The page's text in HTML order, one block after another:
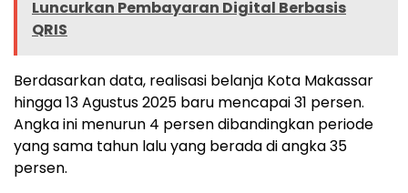
Luncurkan Pembayaran Digital Berbasis
QRIS
Berdasarkan data, realisasi belanja Kota Makassar
hingga 13 Agustus 2025 baru mencapai 31 persen.
Angka ini menurun 4 persen dibandingkan periode
yang sama tahun lalu yang berada di angka 35
persen.